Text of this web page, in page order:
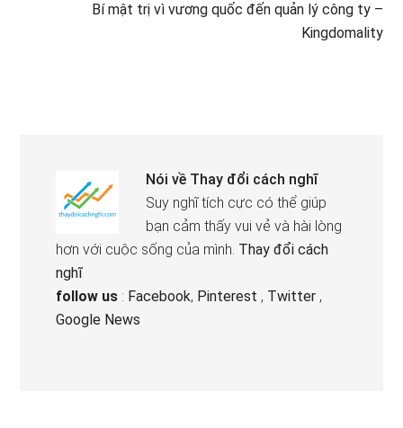
Bí mật trị vì vương quốc đến quản lý công ty –
Kingdomality
Nói về Thay đổi cách nghĩ
Suy nghĩ tích cực có thể giúp
bạn cảm thấy vui vẻ và hài lòng
hơn với cuộc sống của mình. Thay đổi cách
nghĩ
follow us : Facebook, Pinterest , Twitter ,
Google News